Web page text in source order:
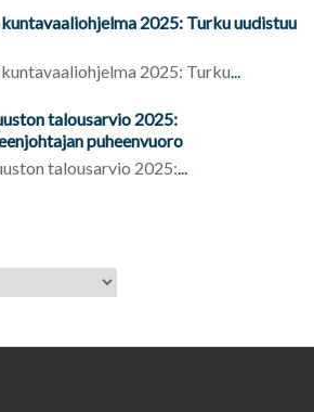
2025: Turku uudistuu
2025: Turku...
talousarvio 2025:
puheenvuoro
talousarvio 2025:...